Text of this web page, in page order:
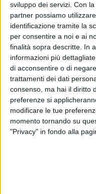
sviluppo dei servizi. Con
partner possiamo
identificazione tramite la
per consentire a noi e ai
finalità sopra descritte. In
informazioni più
di acconsentire o di
trattamenti dei dati
consenso, ma hai il diritto
preferenze si
modificare le tue
momento tornando su
"Privacy" in fondo alla
giornalista Adriano
completamente distrutta
Barletta - si legge nella
assessori di Fratelli
episodio che, oltre a
personale, desta forte
operano i professionisti
comunità, soprattutto
caso – la possibile
cause siano
delle Autorità competenti.